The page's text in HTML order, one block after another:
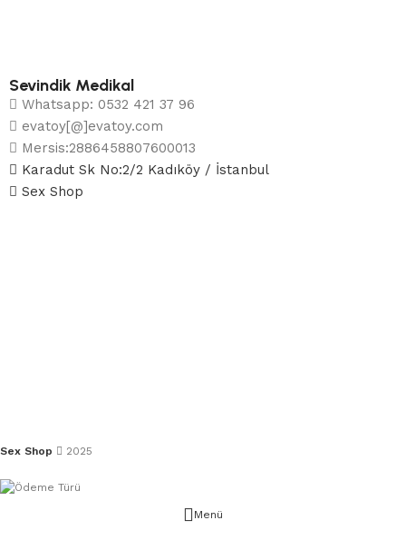
Sevindik Medikal
Whatsapp: 0532 421 37 96
evatoy[@]evatoy.com
Mersis:2886458807600013
Karadut Sk No:2/2 Kadıköy / İstanbul
Sex Shop
Sex Shop 2025
Menü